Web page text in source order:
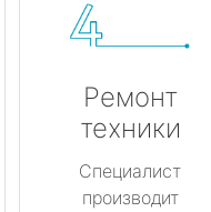
Ремонт
техники
Специалист
производит